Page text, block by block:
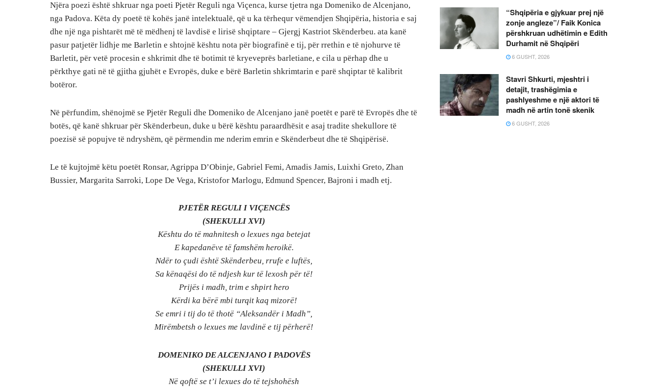
Njëra poezi është shkruar nga poeti Pjetër Reguli nga Viçenca, kurse tjetra nga Domeniko de Alcenjano,
nga Padova. Këta dy poetë të kohës janë intelektualë, që u ka tërhequr vëmendjen Shqipëria, historia e saj
dhe një nga pishtarët më të mëdhenj të lavdisë e lirisë shqiptare – Gjergj Kastriot Skënderbeu. ata kanë
pasur patjetër lidhje me Barletin e shtojnë kështu nota për biografinë e tij, për rrethin e të njohurve të
Barletit, për vetë procesin e shkrimit dhe të botimit të kryeveprës barletiane, e cila u përhap dhe u
përkthye gati në të gjitha gjuhët e Evropës, duke e bërë Barletin shkrimtarin e parë shqiptar të kalibrit
botëror.
Në përfundim, shënojmë se Pjetër Reguli dhe Domeniko de Alcenjano janë poetët e parë të Evropës dhe të
botës, që kanë shkruar për Skënderbeun, duke u bërë kështu paraardhësit e asaj tradite shekullore të
poezisë së popujve të ndryshëm, që përmendin me nderim emrin e Skënderbeut dhe të Shqipërisë.
Le të kujtojmë këtu poetët Ronsar, Agrippa D’Obinje, Gabriel Femi, Amadis Jamis, Luixhi Greto, Zhan
Bussier, Margarita Sarroki, Lope De Vega, Kristofor Marlogu, Edmund Spencer, Bajroni i madh etj.
PJETËR REGULI I VIÇENCËS
(SHEKULLI XVI)
Kështu do të mahnitesh o lexues nga betejat
E kapedanëve të famshëm heroikë.
Ndër to çudi është Skënderbeu, rrufe e luftës,
Sa kënaqësi do të ndjesh kur të lexosh për të!
Prijës i madh, trim e shpirt hero
Kërdi ka bërë mbi turqit kaq mizorë!
Se emri i tij do të thotë “Aleksandër i Madh”,
Mirëmbetsh o lexues me lavdinë e tij përherë!
DOMENIKO DE ALCENJANO I PADOVËS
(SHEKULLI XVI)
Në qoftë se t’i lexues do të tejshohësh
“Shqipëria e gjykuar prej një
zonje angleze”/ Faik Konica
përshkruan udhëtimin e Edith
Durhamit në Shqipëri
6 GUSHT, 2026
Stavri Shkurti, mjeshtri i
detajit, trashëgimia e
pashlyeshme e një aktori të
madh në artin tonë skenik
6 GUSHT, 2026